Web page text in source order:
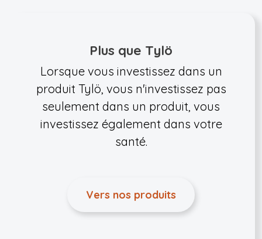
Plus que Tylö
Lorsque vous investissez dans un
produit Tylö, vous n'investissez pas
seulement dans un produit, vous
investissez également dans votre
santé.
Vers nos produits